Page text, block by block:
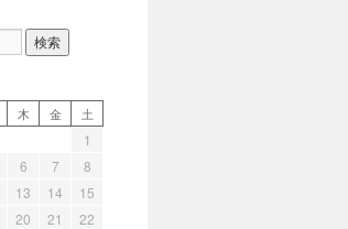
木 金 土
1
6 7
8
13 14
15
20 21
22